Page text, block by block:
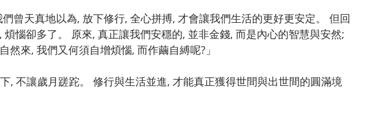
煩惱卻多了。 原來, 真正讓我們安穩的, 並非金錢, 而是內心的智慧與安然;
然來, 我們又何須自增煩惱, 而作繭自縛呢?」